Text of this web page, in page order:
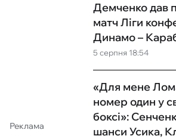
Реклама
5 серпня 18:54
Демченко дав
матч Ліги
Динамо –
«Для мене
номер один у
боксі»:
шанси Усика,